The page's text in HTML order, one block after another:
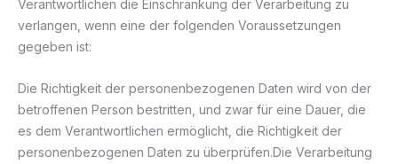
Verantwortlichen die Einschränkung der Verarbeitung zu
verlangen, wenn eine der folgenden Voraussetzungen
gegeben ist:
Die Richtigkeit der personenbezogenen Daten wird von der
betroffenen Person bestritten, und zwar für eine Dauer, die
es dem Verantwortlichen ermöglicht, die Richtigkeit der
personenbezogenen Daten zu überprüfen.Die Verarbeitung